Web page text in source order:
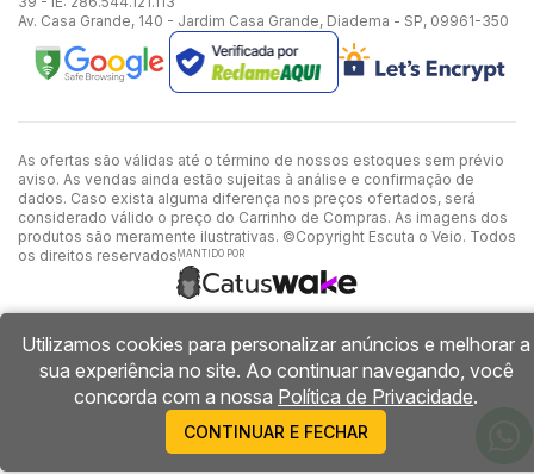
Av. Casa Grande, 140 - Jardim Casa Grande, Diadema - SP, 09961-350
As ofertas são válidas até o término de nossos estoques sem prévio
aviso. As vendas ainda estão sujeitas à análise e confirmação de
dados. Caso exista alguma diferença nos preços ofertados, será
considerado válido o preço do Carrinho de Compras. As imagens dos
produtos são meramente ilustrativas. ©Copyright Escuta o Veio. Todos
os direitos reservados.MANTIDO POR
Utilizamos cookies para personalizar anúncios e melhorar a
sua experiência no site. Ao continuar navegando, você
concorda com a nossa Política de Privacidade.
CONTINUAR E FECHAR